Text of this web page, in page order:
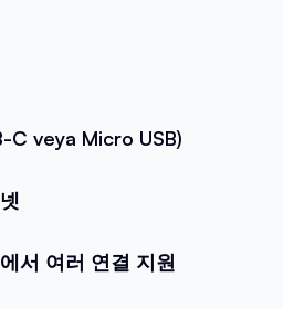
C veya Micro USB)
에서 여러 연결 지원